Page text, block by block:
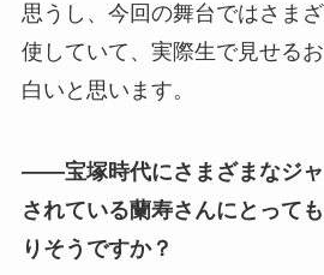
思うし、今回の舞台ではさま
使していて、実際生で見せる
白いと思います。
――宝塚時代にさまざまなジ
されている蘭寿さんにとって
りそうですか？